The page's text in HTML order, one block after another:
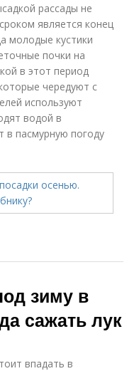
рассады не
является конец
молодые кустики
почки на
в этот период
чередуют с
используют
водой в
в пасмурную погоду
зиму в
сажать лук
впадать в